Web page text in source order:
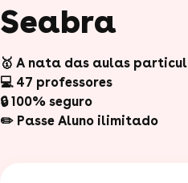
Seabra
🥇 A nata das aulas
💻 47 professores
🔒 100% seguro
✏️ Passe Aluno ilimitado